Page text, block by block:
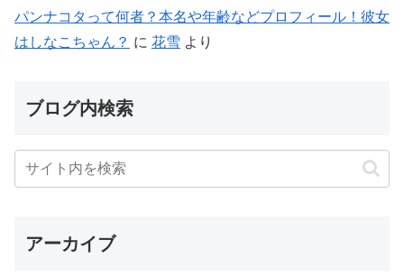
パンナコタって何者？本名や年齢などプロフィール！彼女
はしなこちゃん？ に 花雪 より
ブログ内検索
アーカイブ